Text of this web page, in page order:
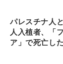
パレスチナ人
人入植者、「
ア」で死亡し